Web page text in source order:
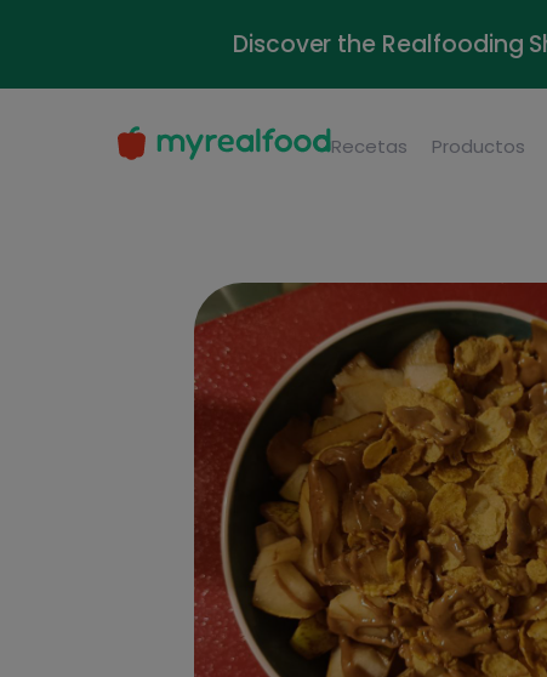
Discover the Realfooding
Recetas Productos